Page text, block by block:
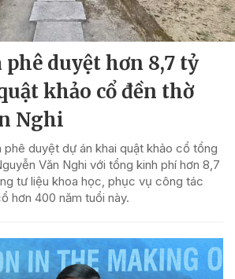
duyệt hơn 8,7 tỷ
khảo cổ đền thờ
Nghi
phê duyệt dự án khai quật khảo cổ tổng
Văn Nghi với tổng kinh phí hơn 8,7
tư liệu khoa học, phục vụ công tác
hơn 400 năm tuổi này.